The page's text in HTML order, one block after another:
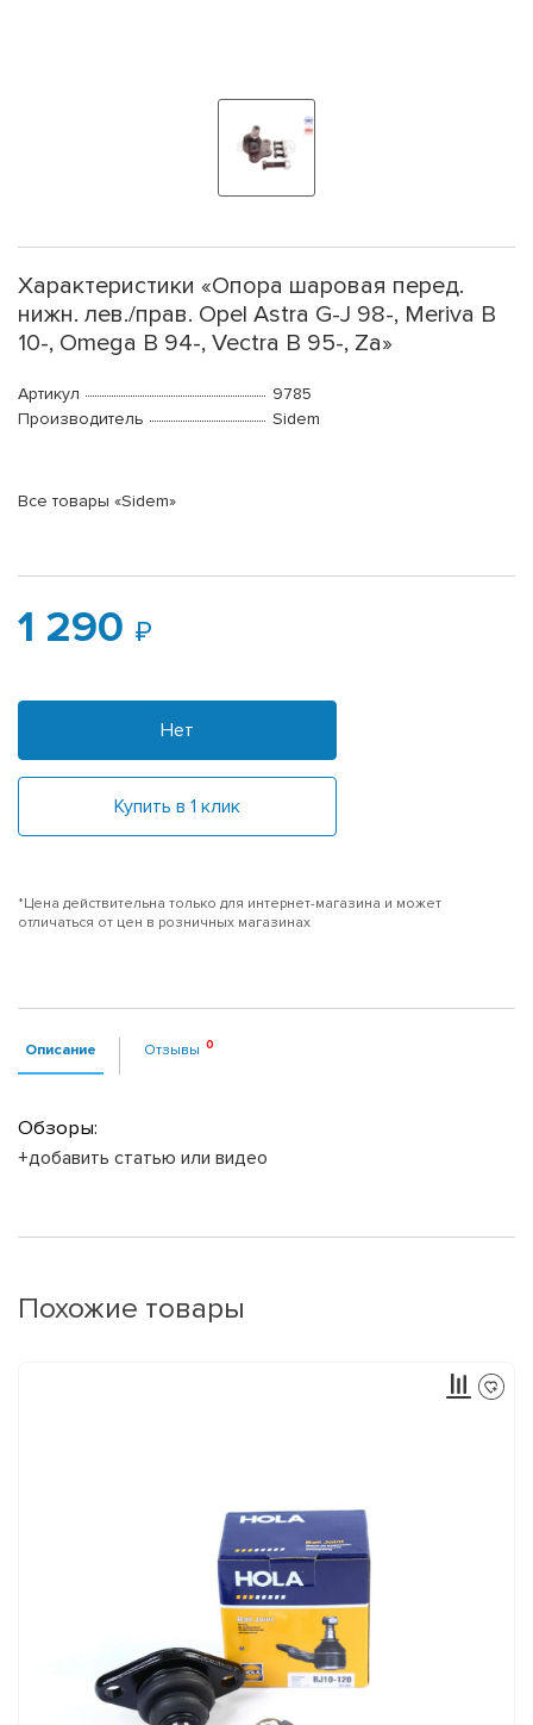
Характеристики «Опора шаровая перед.
нижн. лев./прав. Opel Astra G-J 98-, Meriva B
10-, Omega B 94-, Vectra B 95-, Za»
Артикул
9785
Производитель
Sidem
Все товары «Sidem»
1 290
Нет
Купить в 1 клик
*Цена действительна только для интернет-магазина и может
отличаться от цен в розничных магазинах
Описание Отзывы
Обзоры:
+добавить статью или видео
Похожие товары